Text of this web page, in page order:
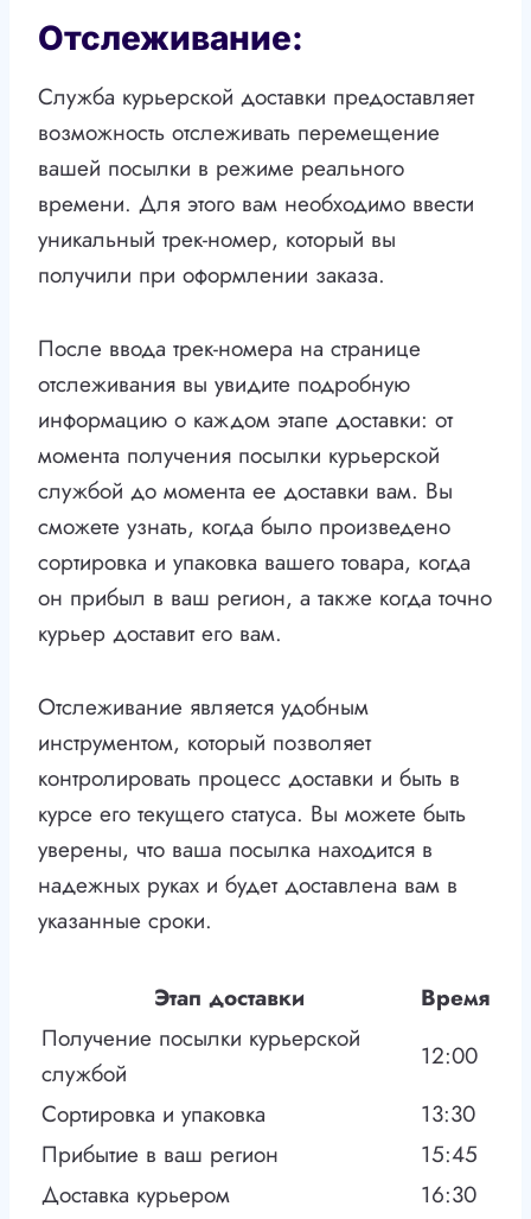
Отслеживание:
Служба курьерской доставки предоставляет
возможность отслеживать перемещение
вашей посылки в режиме реального
времени. Для этого вам необходимо ввести
уникальный трек-номер, который вы
получили при оформлении заказа.
После ввода трек-номера на странице
отслеживания вы увидите подробную
информацию о каждом этапе доставки: от
момента получения посылки курьерской
службой до момента ее доставки вам. Вы
сможете узнать, когда было произведено
сортировка и упаковка вашего товара, когда
он прибыл в ваш регион, а также когда точно
курьер доставит его вам.
Отслеживание является удобным
инструментом, который позволяет
контролировать процесс доставки и быть в
курсе его текущего статуса. Вы можете быть
уверены, что ваша посылка находится в
надежных руках и будет доставлена вам в
указанные сроки.
Этап доставки
Время
Получение посылки курьерской
службой
12:00
Сортировка и упаковка
13:30
Прибытие в ваш регион
15:45
Доставка курьером
16:30